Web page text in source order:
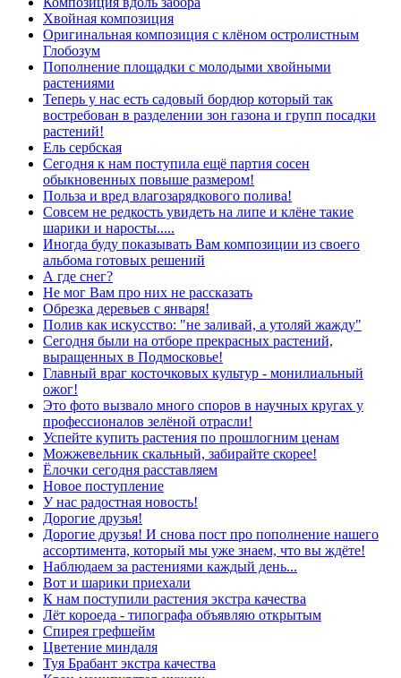
Хвойная композиция
Оригинальная композиция с клёном остролистным
Глобозум
Пополнение площадки с молодыми хвойными
растениями
Теперь у нас есть садовый бордюр который так
востребован в разделении зон газона и групп посадки
растений!
Ель сербская
Сегодня к нам поступила ещё партия сосен
обыкновенных повыше размером!
Польза и вред влагозарядкового полива!
Совсем не редкость увидеть на липе и клёне такие
шарики и наросты.....
Иногда буду показывать Вам композиции из своего
альбома готовых решений
А где снег?
Не мог Вам про них не рассказать
Обрезка деревьев с января!
Полив как искусство: "не заливай, а утоляй жажду"
Сегодня были на отборе прекрасных растений,
выращенных в Подмосковье!
Главный враг косточковых культур - монилиальный
ожог!
Это фото вызвало много споров в научных кругах у
профессионалов зелёной отрасли!
Успейте купить растения по прошлогним ценам
Можжевельник скальный, забирайте скорее!
Ёлочки сегодня расставляем
Новое поступление
У нас радостная новость!
Дорогие друзья!
Дорогие друзья! И снова пост про пополнение нашего
ассортимента, который мы уже знаем, что вы ждёте!
Наблюдаем за растениями каждый день...
Вот и шарики приехали
К нам поступили растения экстра качества
Лёт короеда - типографа объявляю открытым
Спирея грефшейм
Цветение миндаля
Туя Брабант экстра качества